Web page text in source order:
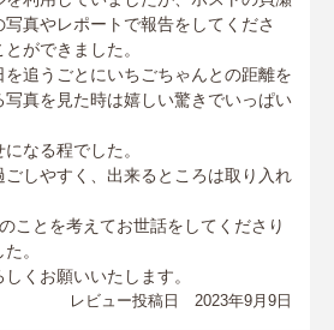
真やレポートで報告をしてくださ
ができました。
追うごとにいちごちゃんとの距離を
真を見た時は嬉しい驚きでいっぱい
なる程でした。
しやすく、出来るところは取り入れ
ことを考えてお世話をしてくださり
。
くお願いいたします。
レビュー投稿日 2023年9月9日